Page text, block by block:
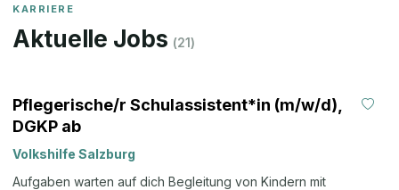
KARRIERE
Aktuelle Jobs (21)
Pflegerische/r Schulassistent*in (m/w/d),
DGKP ab
Volkshilfe Salzburg
Aufgaben warten auf dich Begleitung von Kindern mit